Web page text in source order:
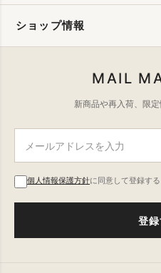
ショップ情報
MAIL
新商品や再入荷、限定
個人情報保護方針に同意して登録する
登